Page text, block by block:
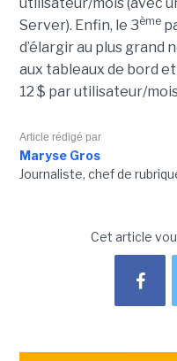
Server). Enfin, le 3ème
d’élargir au plus grand
aux tableaux de bord
12 $ par utilisateur/
Article rédigé par
Maryse Gros
Journaliste, chef de
Cet article